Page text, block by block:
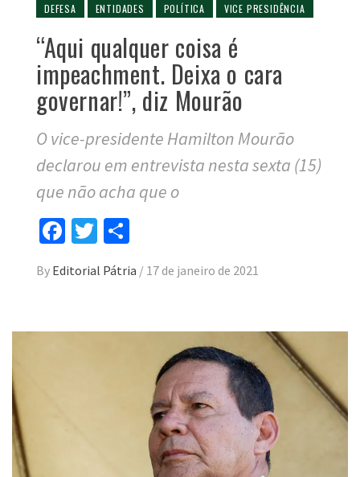
DEFESA ENTIDADES POLÍTICA VICE PRESIDÊNCIA
“Aqui qualquer coisa é
impeachment. Deixa o cara
governar!”, diz Mourão
O vice-presidente Hamilton Mourão
declarou em entrevista nesta sexta (15)
que não acha que o
Facebook
Twitter
By Editorial Pátria / 17 de janeiro de 2021